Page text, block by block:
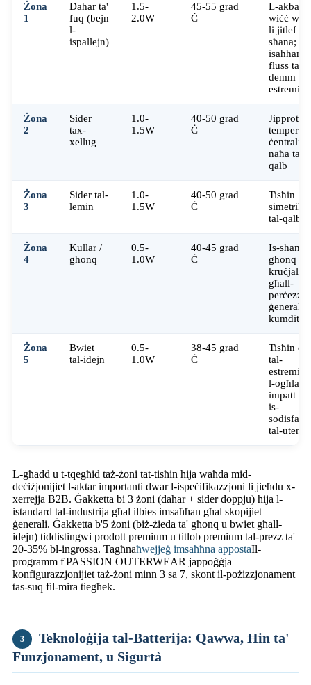
Żona
1
Dahar ta'
fuq (bejn
l-
ispallejn)
1.5-
2.0W
45-55 grad
Ċ
L-akbar
wiċċ
li jitlef is-
sħana;
isaħħan
fluss tad-
demm
Żona
2
Sider
tax-
xellug
1.0-
1.5W
40-50 grad
Ċ
ċentrali
naħa tal-
qalb
Żona
3
Sider tal-
lemin
1.0-
1.5W
40-50 grad
Ċ
Tisħin
simetriku
tal-qalba
Żona
4
Kullar /
għonq
0.5-
1.0W
40-45 grad
Ċ
Is-sħana
għonq
kruċjali
għall-
ġenerali
kumdità
Żona
5
Bwiet
tal-idejn
0.5-
1.0W
38-45 grad
Ċ
Tisħin
tal-
l-ogħla
impatt
is-
tal-utent
L-għadd u t-tqegħid taż-żoni tat-tisħin hija waħda mid-
deċiżjonijiet l-aktar importanti dwar l-ispeċifikazzjoni li jieħdu x-
xerrejja B2B. Ġakketta bi 3 żoni (dahar + sider doppju) hija l-
istandard tal-industrija għal ilbies imsaħħan għal skopijiet
ġenerali. Ġakketta b'5 żoni (biż-żieda ta' għonq u bwiet għall-
idejn) tiddistingwi prodott premium u titlob premium tal-prezz ta'
20-35% bl-ingrossa. Tagħnaħwejjeġ imsaħħna appostaIl-
programm f'PASSION OUTERWEAR jappoġġja
konfigurazzjonijiet taż-żoni minn 3 sa 7, skont il-pożizzjonament
tas-suq fil-mira tiegħek.
3
Teknoloġija tal-Batterija: Qawwa, Ħin ta'
Funzjonament, u Sigurtà